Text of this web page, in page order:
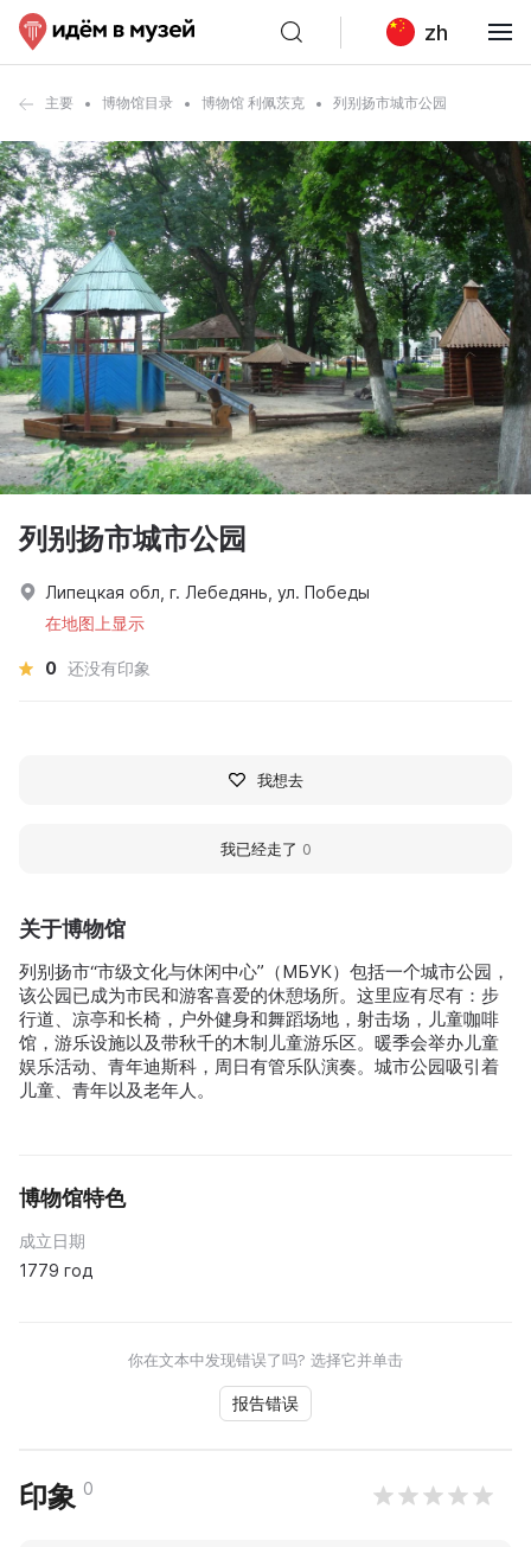
zh
主要 博物馆目录 博物馆 利佩茨克 列别扬市城市公园
关于博物馆
列别扬市“市级文化与休闲中心”（МБУК）包括一个城市公园，
该公园已成为市民和游客喜爱的休憩场所。这里应有尽有：步
行道、凉亭和长椅，户外健身和舞蹈场地，射击场，儿童咖啡
馆，游乐设施以及带秋千的木制儿童游乐区。暖季会举办儿童
娱乐活动、青年迪斯科，周日有管乐队演奏。城市公园吸引着
儿童、青年以及老年人。
博物馆特色
成立日期
1779 год
你在文本中发现错误了吗? 选择它并单击
报告错误
印象 0
列别扬市城市公园
Липецкая обл, г. Лебедянь, ул. Победы
在地图上显示
0 还没有印象
我想去
我已经走了 0